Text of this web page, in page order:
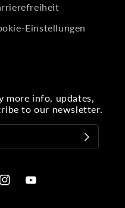
Einstellungen
more info, updates,
to our newsletter.
InstagramYouTube